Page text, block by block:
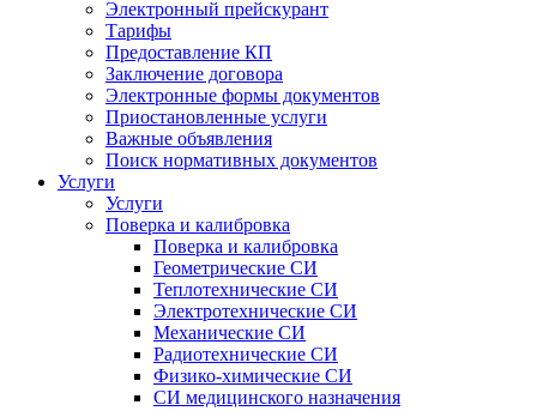
Электронный прейскурант
Тарифы
Предоставление КП
Заключение договора
Электронные формы документов
Приостановленные услуги
Важные объявления
Поиск нормативных документов
Услуги
Услуги
Поверка и калибровка
Поверка и калибровка
Геометрические СИ
Теплотехнические СИ
Электротехнические СИ
Механические СИ
Радиотехнические СИ
Физико-химические СИ
СИ медицинского назначения